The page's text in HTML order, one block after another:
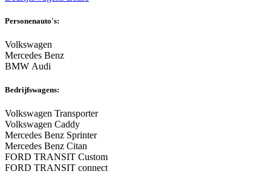
Personenauto's:
Volkswagen
Mercedes Benz
BMW Audi
Bedrijfswagens:
Volkswagen Transporter
Volkswagen Caddy
Mercedes Benz Sprinter
Mercedes Benz Citan
FORD TRANSIT Custom
FORD TRANSIT connect